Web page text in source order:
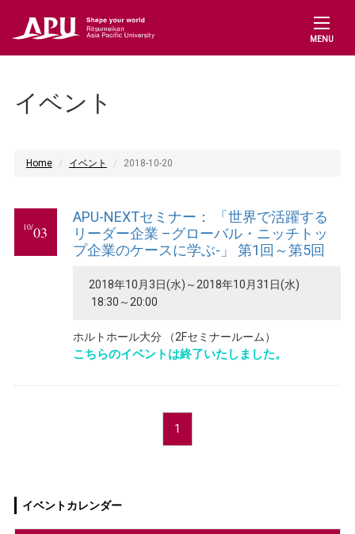
MENU
イベント
Home イベント 2018-10-20
10/03
APU-NEXTセミナー： 「世界で活躍する
リーダー企業 –グローバル・ニッチトッ
プ企業のケースに学ぶ-」 第1回～第5回
2018年10月3日(水)～2018年10月31日(水)
18:30～20:00
ホルトホール大分 （2Fセミナールーム）
こちらのイベントは終了いたしました。
1
イベントカレンダー